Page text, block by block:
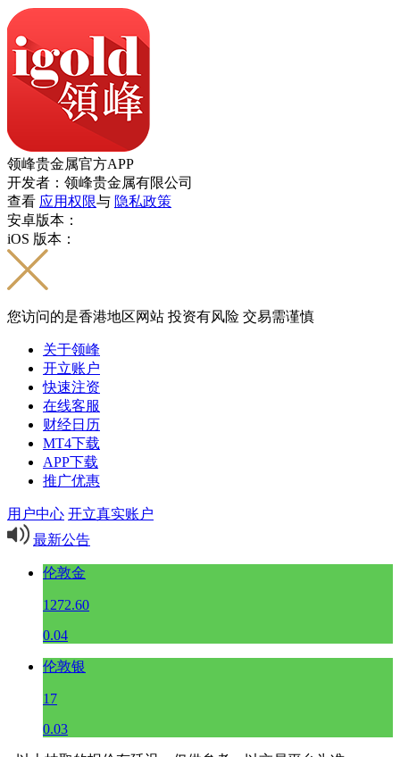
领峰贵金属官方APP
开发者：领峰贵金属有限公司
查看 应用权限与 隐私政策
安卓版本：
iOS 版本：
您访问的是香港地区网站 投资有风险 交易需谨慎
关于领峰
开立账户
快速注资
在线客服
财经日历
MT4下载
APP下载
推广优惠
用户中心 开立真实账户
最新公告
伦敦金
1272.60
0.04
伦敦银
17
0.03